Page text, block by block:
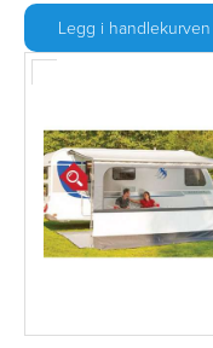
Legg i handlekurven